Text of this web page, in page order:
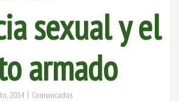
sexual y el
armado
2014 | Comunicados